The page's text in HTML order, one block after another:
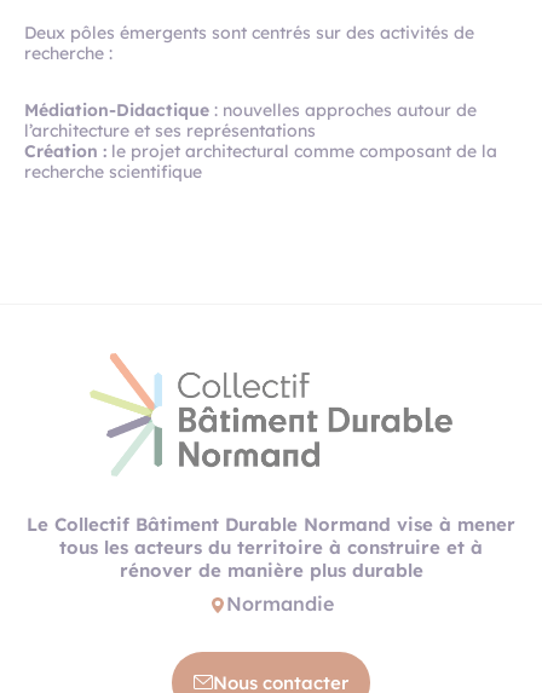
Deux pôles émergents sont centrés sur des activités de
recherche :
Médiation‐Didactique : nouvelles approches autour de
l’architecture et ses représentations
Création : le projet architectural comme composant de la
recherche scientifique
Le Collectif Bâtiment Durable Normand vise à mener
tous les acteurs du territoire à construire et à
rénover de manière plus durable
Normandie
Nous contacter